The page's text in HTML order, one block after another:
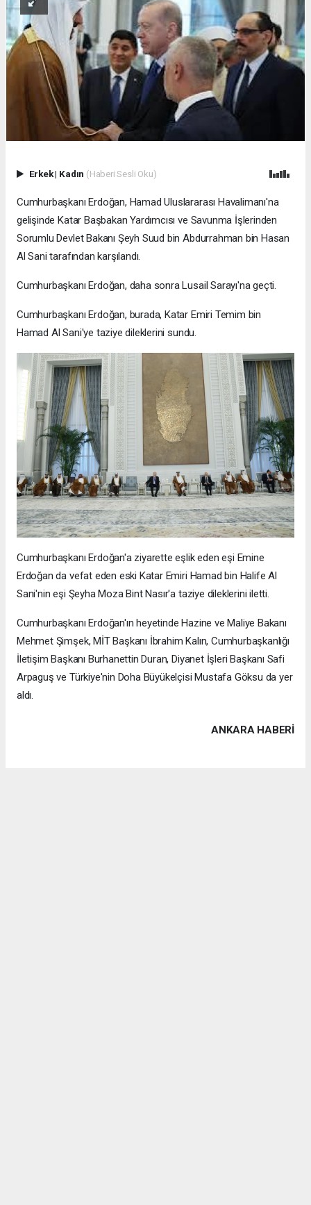
Erkek| Kadın (Haberi Sesli Oku)
Cumhurbaşkanı Erdoğan, Hamad Uluslararası Havalimanı'na
gelişinde Katar Başbakan Yardımcısı ve Savunma İşlerinden
Sorumlu Devlet Bakanı Şeyh Suud bin Abdurrahman bin Hasan
Al Sani tarafından karşılandı.
Cumhurbaşkanı Erdoğan, daha sonra Lusail Sarayı'na geçti.
Cumhurbaşkanı Erdoğan, burada, Katar Emiri Temim bin
Hamad Al Sani'ye taziye dileklerini sundu.
Cumhurbaşkanı Erdoğan'a ziyarette eşlik eden eşi Emine
Erdoğan da vefat eden eski Katar Emiri Hamad bin Halife Al
Sani'nin eşi Şeyha Moza Bint Nasır'a taziye dileklerini iletti.
Cumhurbaşkanı Erdoğan'ın heyetinde Hazine ve Maliye Bakanı
Mehmet Şimşek, MİT Başkanı İbrahim Kalın, Cumhurbaşkanlığı
İletişim Başkanı Burhanettin Duran, Diyanet İşleri Başkanı Safi
Arpaguş ve Türkiye'nin Doha Büyükelçisi Mustafa Göksu da yer
aldı.
ANKARA HABERİ